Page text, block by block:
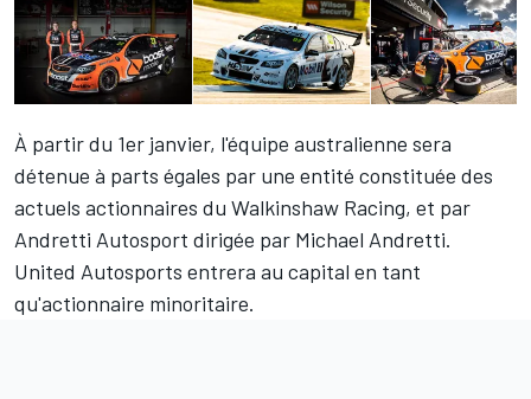
À partir du 1er janvier, l'équipe australienne sera
détenue à parts égales par une entité constituée des
actuels actionnaires du Walkinshaw Racing, et par
Andretti Autosport dirigée par Michael Andretti.
United Autosports entrera au capital en tant
qu'actionnaire minoritaire.